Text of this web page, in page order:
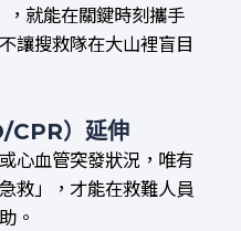
，就能在關鍵時刻攜手
讓搜救隊在大山裡盲目
CPR）延伸
心血管突發狀況，唯有
救」，才能在救難人員
。